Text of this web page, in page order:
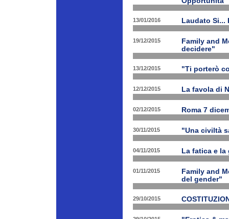
13/01/2016 Laudato Si...
19/12/2015
Family and
decidere"
13/12/2015 "Ti porterò
12/12/2015 La favola di
02/12/2015 Roma 7
30/11/2015 "Una civiltà
04/11/2015 La fatica e
01/11/2015
Family and
del gender"
29/10/2015